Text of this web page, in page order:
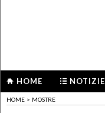
HOME NOTIZIE
HOME > MOSTRE